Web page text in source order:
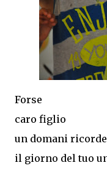
Forse
caro figlio
un domani
il giorno del tuo